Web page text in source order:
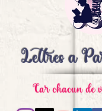
Lettres à
Car chacun de